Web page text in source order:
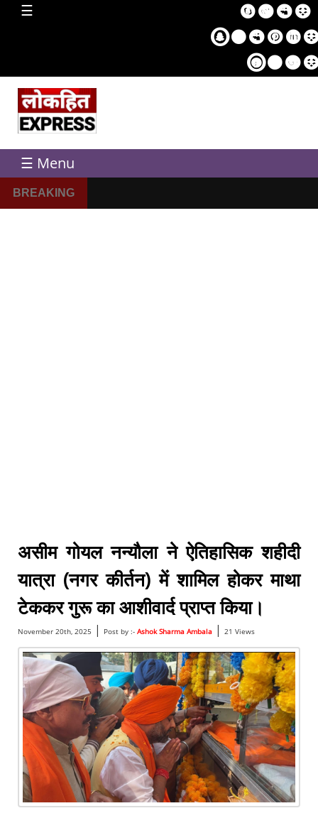
☰
home
☰ Menu
BREAKING
असीम गोयल नन्यौला ने ऐतिहासिक शहीदी
यात्रा (नगर कीर्तन) में शामिल होकर माथा
टेककर गुरू का आशीवार्द प्राप्त किया।
November 20th, 2025 | Post by :- Ashok Sharma Ambala| 21 Views